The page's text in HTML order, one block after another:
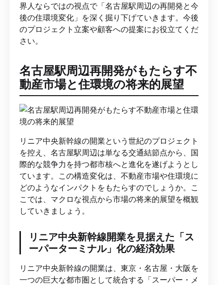
界人ならではの視点で「名古屋駅周辺の再開発と今
後の住環境変化」を深く掘り下げていきます。今後
のプロジェクト立案や顧客への提案にお役立てくだ
さい。
名古屋駅周辺再開発がもたらす不
動産市場と住環境の将来的展望
リニア中央新幹線の開業という世紀のプロジェクト
を控え、名古屋駅周辺は単なる交通結節点から、国
際的な競争力を持つ都市核へと進化を遂げようとし
ています。この構造変化は、不動産市場や住環境に
どのようなインパクトをもたらすのでしょうか。こ
こでは、マクロな視点から市場の将来的展望を概観
していきましょう。
リニア中央新幹線開業を見据えた「ス
ーパーターミナル」化の経済効果
リニア中央新幹線の開業は、東京・名古屋・大阪を
一つの巨大な都市圏として統合する「スーパー・メ